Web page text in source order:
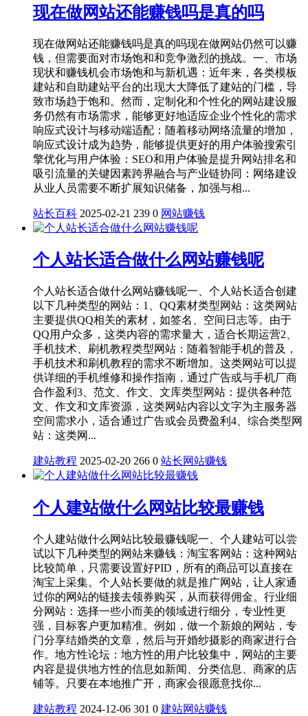
现在做网站还能赚钱吗是真的吗
现在做网站还能赚钱吗是真的吗现在做网站仍然可以赚
钱，但需要面对市场饱和和竞争激烈的挑战。一、市场
现状和赚钱机会市场饱和与新机遇：近年来，各类模板
建站和自助建站平台的出现大大降低了建站的门槛，导
致市场趋于饱和。然而，定制化和个性化的网站建设服
务仍然有市场需求，能够更好地适应企业个性化的需求
响应式设计与移动端适配：随着移动网络流量的增加，
响应式设计成为趋势，能够提供更好的用户体验搜索引
擎优化与用户体验：SEO和用户体验是提升网站排名和
吸引流量的关键因素跨界融合与产业链协同：网络建设
从业人员需要不断扩展知识储备，加强与相...
站长百科 2025-02-21 239 0 网站赚钱
个人站长适合做什么网站赚钱呢
个人站长适合做什么网站赚钱呢一、个人站长适合创建
以下几种类型的网站‌：‌1、QQ素材类型网站‌：这类网站
主要提供QQ相关的素材，如签名、空间日志等。由于
QQ用户众多，这类内容的需求量大，适合长期运营‌‌2、
手机技术、刷机教程类型网站‌：随着智能手机的普及，
手机技术和刷机教程的需求不断增加。这类网站可以提
供详细的手机维修和操作指南，通过广告或与手机厂商
合作盈利‌‌3、范文、作文、文库类型网站‌：提供各种范
文、作文和文库资源，这类网站内容以文字为主服务器
空间需求小，适合通过广告或会员费盈利‌‌4、综合类型网
站‌：这类网...
建站教程 2025-02-20 266 0 站长网站赚钱
个人建站做什么网站比较最赚钱
个人建站做什么网站比较最赚钱呢一、个人建站可以尝
试以下几种类型的网站来赚钱：淘宝客网站：这种网站
比较简单，只需要设置好PID，所有的商品可以直接在
淘宝上采集。个人站长要做的就是推广网站，让人家通
过你的网站的链接去领券购买，从而获得佣金。行业细
分网站：选择一些小而美的领域进行细分，专业性更
强，目标客户更加精准。例如，做一个新娘的网站，专
门分享结婚类的文章，然后与开婚纱摄影的商家进行合
作。地方性论坛：地方性的用户比较集中，网站的主要
内容是提供地方性的信息如新闻、分类信息、商家的店
铺等。只要在本地推广开，商家会很愿意找你...
建站教程 2024-12-06 301 0 建站网站赚钱